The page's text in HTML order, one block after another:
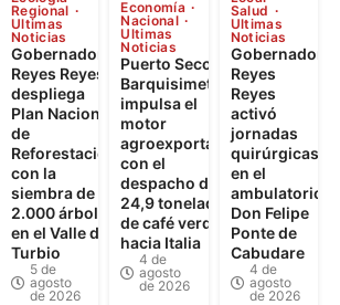
Regional
Ultimas
Noticias
Gobernador
Reyes Reyes
despliega
Plan Nacional
de
Reforestación
con la
siembra de
2.000 árboles
en el Valle del
Turbio
5 de
agosto
de 2026
Economía
Nacional
Ultimas
Noticias
Puerto Seco de
Barquisimeto
impulsa el
motor
agroexportador
con el
despacho de
24,9 toneladas
de café verde
hacia Italia
4 de
agosto
de 2026
Salud
Ultimas
Noticias
Gobernador
Reyes
Reyes
activó
jornadas
quirúrgicas
en el
ambulatorio
Don Felipe
Ponte de
Cabudare
4 de
agosto
de 2026